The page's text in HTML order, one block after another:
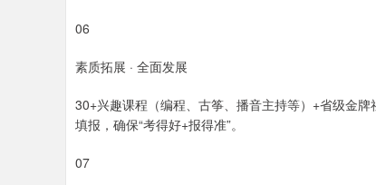
06
素质拓展 · 全面发展
30+兴趣课程（编程、古筝、播音主持等）+省级金
填报，确保“考得好+报得准”。
07